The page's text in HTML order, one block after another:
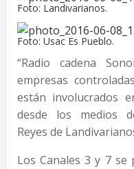
Foto: Landivarianos.
Foto: Usac Es Pueblo.
“Radio cadena
empresas
están involucrados
desde los medios
Reyes de
Los Canales 3 y 7